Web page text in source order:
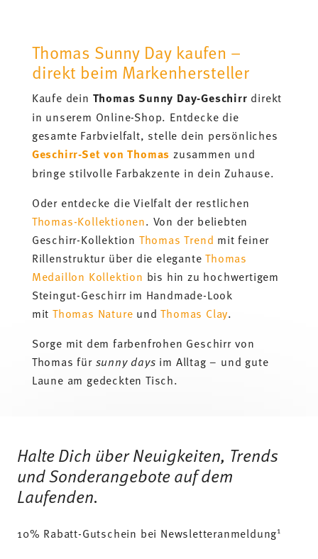
Thomas Sunny Day kaufen –
direkt beim Markenhersteller
Kaufe dein Thomas Sunny Day-Geschirr direkt
in unserem Online-Shop. Entdecke die
gesamte Farbvielfalt, stelle dein persönliches
Geschirr-Set von Thomas zusammen und
bringe stilvolle Farbakzente in dein Zuhause.
Oder entdecke die Vielfalt der restlichen
Thomas-Kollektionen. Von der beliebten
Geschirr-Kollektion Thomas Trend mit feiner
Rillenstruktur über die eleganteThomas
Medaillon Kollektion bis hin zu hochwertigem
Steingut-Geschirr im Handmade-Look
mit Thomas Nature undThomas Clay.
Sorge mit dem farbenfrohen Geschirr von
Thomas für sunny days im Alltag – und gute
Laune am gedeckten Tisch.
Halte Dich über Neuigkeiten, Trends
und Sonderangebote auf dem
Laufenden.
10% Rabatt-Gutschein bei Newsletteranmeldung1